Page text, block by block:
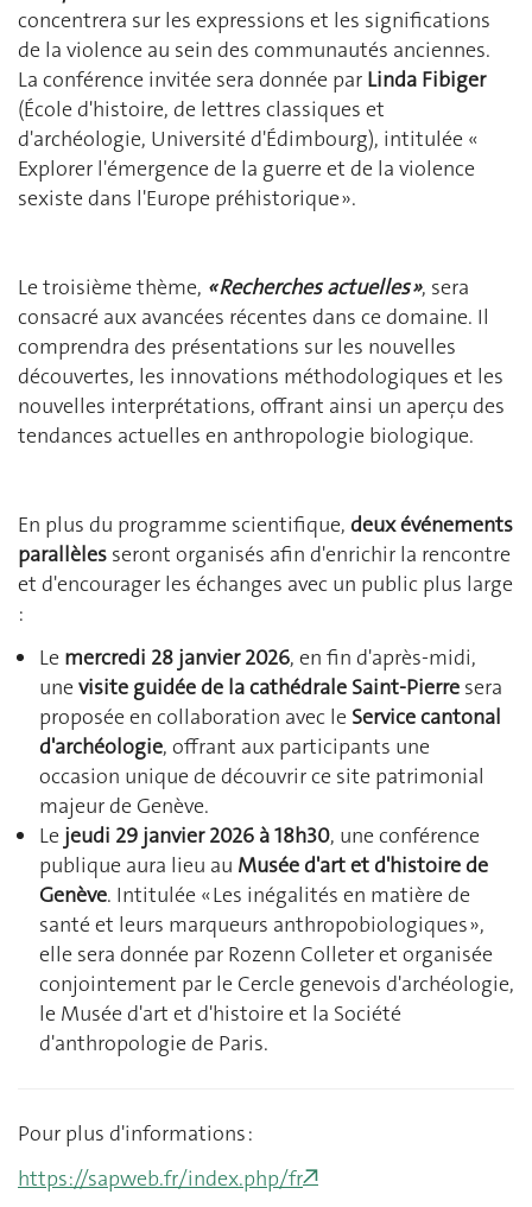
concentrera sur les expressions et les significations
de la violence au sein des communautés anciennes.
La conférence invitée sera donnée par Linda Fibiger
(École d'histoire, de lettres classiques et
d'archéologie, Université d'Édimbourg), intitulée «
Explorer l'émergence de la guerre et de la violence
sexiste dans l'Europe préhistorique ».
Le troisième thème, « Recherches actuelles », sera
consacré aux avancées récentes dans ce domaine. Il
comprendra des présentations sur les nouvelles
découvertes, les innovations méthodologiques et les
nouvelles interprétations, offrant ainsi un aperçu des
tendances actuelles en anthropologie biologique.
En plus du programme scientifique, deux événements
parallèles seront organisés afin d'enrichir la rencontre
et d'encourager les échanges avec un public plus large
:
Le mercredi 28 janvier 2026, en fin d'après-midi,
unevisite guidée de la cathédrale Saint-Pierre sera
proposée en collaboration avec le Service cantonal
d'archéologie, offrant aux participants une
occasion unique de découvrir ce site patrimonial
majeur de Genève.
Le jeudi 29 janvier 2026 à 18h30, une conférence
publique aura lieu au Musée d'art et d'histoire de
Genève. Intitulée « Les inégalités en matière de
santé et leurs marqueurs anthropobiologiques »,
elle sera donnée par Rozenn Colleter et organisée
conjointement par le Cercle genevois d'archéologie,
le Musée d'art et d'histoire et la Société
d'anthropologie de Paris.
Pour plus d'informations :
https://sapweb.fr/index.php/fr